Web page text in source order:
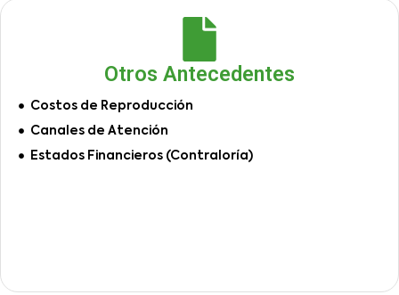
Otros Antecedentes
Costos de Reproducción
Canales de Atención
Estados Financieros (Contraloría)